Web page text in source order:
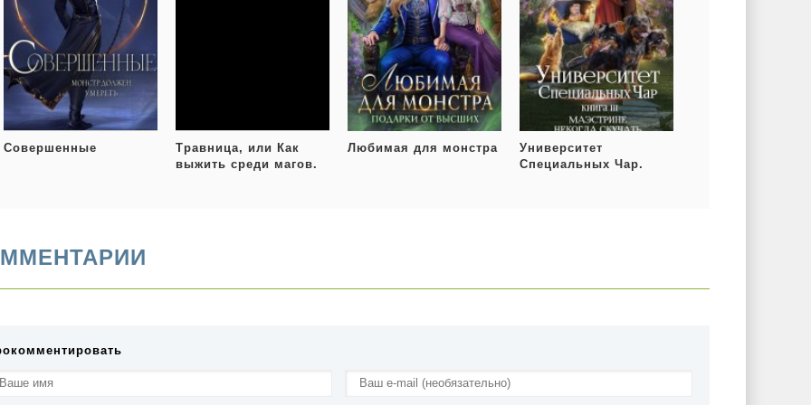
Совершенные
Травница, или Как
выжить среди магов.
Любимая для монстра
Университет
Специальных Чар.